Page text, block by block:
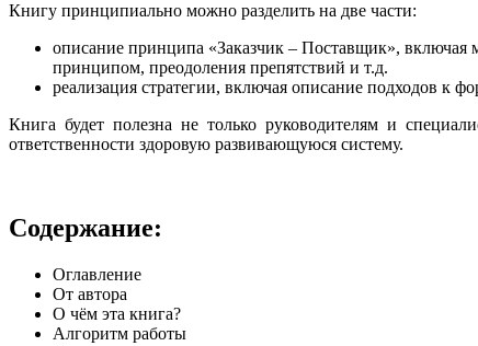
Книгу принципиально можно разделить на две части:
описание принципа «Заказчик – Поставщик», включая
принципом, преодоления препятствий и т.д.
реализация стратегии, включая описание подходов к
Книга будет полезна не только руководителям и
ответственности здоровую развивающуюся систему.
Содержание:
Оглавление
От автора
О чём эта книга?
Алгоритм работы